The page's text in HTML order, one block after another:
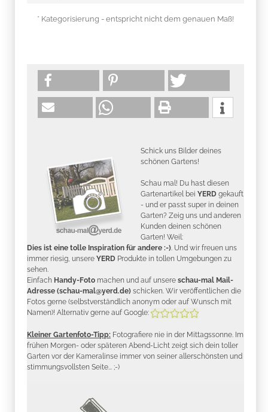
* Kategorisierung - entspricht nicht dem genauen Maß!
Schick uns Bilder deines
schönen Gartens!
Schau mal! Du hast diesen
Gartenartikel bei YERD gekauft
- und er passt super in deinen
Garten? Zeig uns und anderen
Kunden deinen schönen
Garten! Weil:
Dies ist eine tolle Inspiration für andere :-) . Und wir freuen uns
immer riesig, unsere YERD Produkte in tollen Umgebungen zu
sehen.
Einfach Handy-Foto machen und auf unsere schau-mal Mail-
Adresse (schau-mal@yerd.de) schicken. Wir veröffentlichen die
Fotos gerne (selbstverständlich anonym oder auf Wunsch mit
Namen)! Alternativ gerne auf Google:
Kleiner Gartenfoto-Tipp: Fotografiere nie in der Mittagssonne. Im
frühen Morgen- oder späteren Abend-Licht zeigt sich dein toller
Garten vor der Kameralinse immer von seiner allerschönsten und
stimmungsvollsten Seite... ;-)